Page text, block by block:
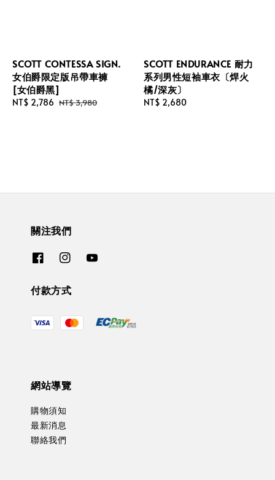
SCOTT CONTESSA SIGN.
女伯爵限定版吊帶車褲
[女伯爵黑]
Sale
NT$ 2,786 Regular
NT$ 3,980
SCOTT ENDURANCE 耐力
系列男性短袖車衣〔焊火
橘/深灰〕
Regular
NT$ 2,680
關注我們
付款方式
網站導覽
購物須知
最新消息
聯絡我們